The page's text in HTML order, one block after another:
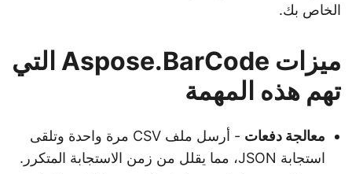
الخاص بك.
ميزات Aspose.BarCode التي
تهم هذه المهمة
معالجة دفعات
- أرسل ملف CSV مرة واحدة وتلقى
استجابة JSON، مما يقلل من زمن الاستجابة المتكرر.